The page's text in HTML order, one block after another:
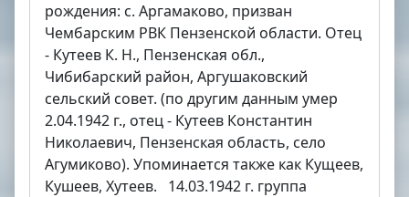
рождения: с. Аргамаково, призван
Чембарским РВК Пензенской области. Отец
- Кутеев К. Н., Пензенская обл.,
Чибибарский район, Аргушаковский
сельский совет. (по другим данным умер
2.04.1942 г., отец - Кутеев Константин
Николаевич, Пензенская область, село
Агумиково). Упоминается также как Кущеев,
Кушеев, Хутеев. 14.03.1942 г. группа